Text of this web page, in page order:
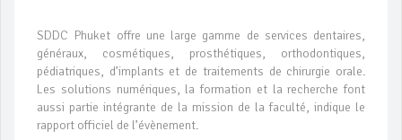
SDDC Phuket offre une large gamme de services dentaires,
généraux, cosmétiques, prosthétiques, orthodontiques,
pédiatriques, d’implants et de traitements de chirurgie orale.
Les solutions numériques, la formation et la recherche font
aussi partie intégrante de la mission de la faculté, indique le
rapport officiel de l’évènement.